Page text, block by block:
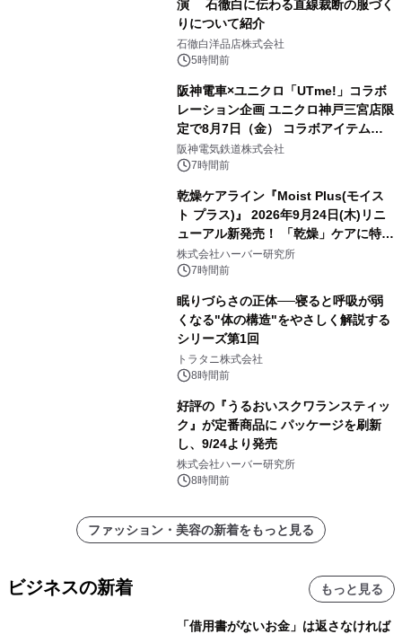
演 石徹白に伝わる直線裁断の服づく
りについて紹介
石徹白洋品店株式会社
5時間前
阪神電車×ユニクロ「UTme!」コラボ
レーション企画 ユニクロ神戸三宮店限
定で8月7日（金） コラボアイテムが
発売決定！
阪神電気鉄道株式会社
7時間前
乾燥ケアライン『Moist Plus(モイス
ト プラス)』 2026年9月24日(木)リニ
ューアル新発売！ 「乾燥」ケアに特化
し、ライン使いで潤いに満ちた肌へ
株式会社ハーバー研究所
7時間前
眠りづらさの正体──寝ると呼吸が弱
くなる"体の構造"をやさしく解説する
シリーズ第1回
トラタニ株式会社
8時間前
好評の『うるおいスクワランスティッ
ク』が定番商品に パッケージを刷新
し、9/24より発売
株式会社ハーバー研究所
8時間前
ファッション・美容の新着をもっと見る
ビジネスの新着 もっと見る
「借用書がないお金」は返さなければ